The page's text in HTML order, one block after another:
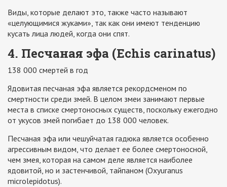
Виды, которые делают это, также часто называют
«целующимися жуками», так как они имеют тенденцию
кусать лица людей, когда они спят.
4. Песчаная эфа (Echis carinatus)
138 000 смертей в год
Ядовитая песчаная эфа является рекордсменом по
смертности среди змей. В целом змеи занимают первые
места в списке смертоносных существ, поскольку ежегодно
от укусов змей погибает до 138 000 человек.
Песчаная эфа или чешуйчатая гадюка является особенно
агрессивным видом, что делает ее более смертоносной,
чем змея, которая на самом деле является наиболее
ядовитой, но и застенчивой, тайпаном (Oxyuranus
microlepidotus).